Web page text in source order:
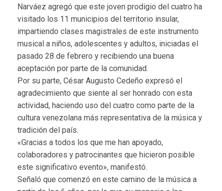
Narváez agregó que este joven prodigio del cuatro ha
visitado los 11 municipios del territorio insular,
impartiendo clases magistrales de este instrumento
musical a niños, adolescentes y adultos, iniciadas el
pasado 28 de febrero y recibiendo una buena
aceptación por parte de la comunidad.
Por su parte, César Augusto Cedeño expresó el
agradecimiento que siente al ser honrado con esta
actividad, haciendo uso del cuatro como parte de la
cultura venezolana más representativa de la música y
tradición del país.
«Gracias a todos los que me han apoyado,
colaboradores y patrocinantes que hicieron posible
este significativo evento», manifestó.
Señaló que comenzó en este camino de la música a